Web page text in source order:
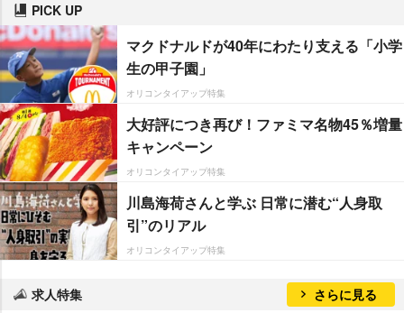
PICK UP
マクドナルドが40年にわたり支える「小学
生の甲子園」
オリコンタイアップ特集
大好評につき再び！ファミマ名物45％増量
キャンペーン
オリコンタイアップ特集
川島海荷さんと学ぶ 日常に潜む“人身取
引”のリアル
オリコンタイアップ特集
求人特集 さらに見る